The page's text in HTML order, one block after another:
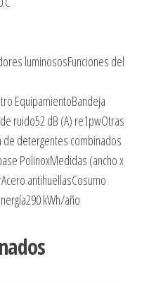
luminososFunciones del
EquipamientoBandeja
ruido52 dB (A) re1pwOtras
detergentes combinados
PolinoxMedidas (ancho x
antihuellasCosumo
kWh/año